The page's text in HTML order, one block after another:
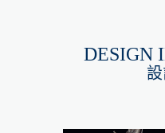
DESIGN